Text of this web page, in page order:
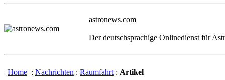
astronews.com
Der deutschsprachige Onlinedienst für
Home : Nachrichten : Raumfahrt : Artikel